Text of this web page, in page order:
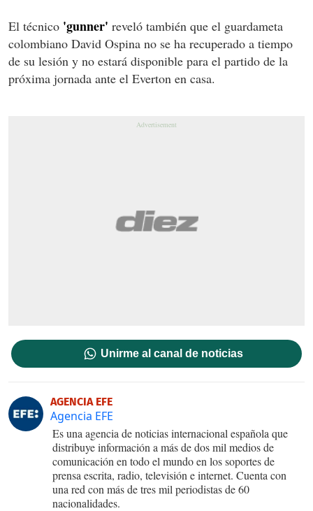
El técnico 'gunner' reveló también que el guardameta
colombiano David Ospina no se ha recuperado a tiempo
de su lesión y no estará disponible para el partido de la
próxima jornada ante el Everton en casa.
Unirme al canal de noticias
AGENCIA EFE
Agencia EFE
Es una agencia de noticias internacional española que
distribuye información a más de dos mil medios de
comunicación en todo el mundo en los soportes de
prensa escrita, radio, televisión e internet. Cuenta con
una red con más de tres mil periodistas de 60
nacionalidades.